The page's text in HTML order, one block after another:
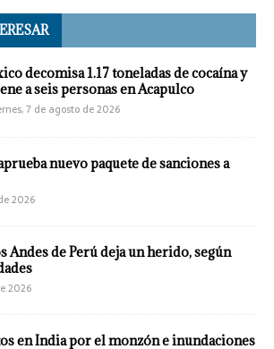
decomisa 1.17 toneladas de cocaína y
a seis personas en Acapulco
7 de agosto de 2026
nuevo paquete de sanciones a
2026
Andes de Perú deja un herido, según
2026
en India por el monzón e inundaciones